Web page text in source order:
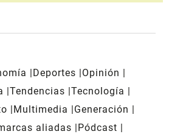
Deportes
Opinión
Tendencias Tecnología
Multimedia
Generación
aliadas
Pódcast